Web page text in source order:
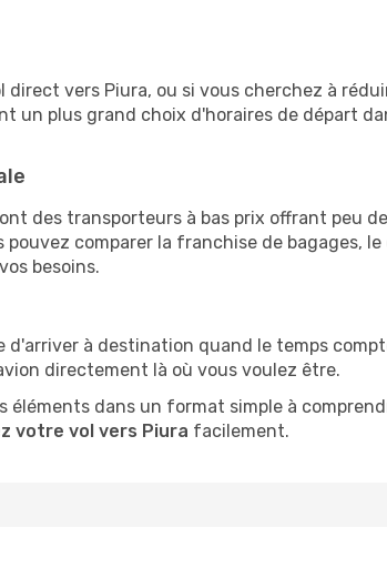
vers Piura, ou si vous cherchez à
un plus grand choix d'horaires de départ
des transporteurs à bas prix offrant peu
pouvez comparer la franchise de
besoins.
d'arriver à destination quand le temps
directement là où vous voulez être.
dans un format simple à
votre vol vers Piura facilement.